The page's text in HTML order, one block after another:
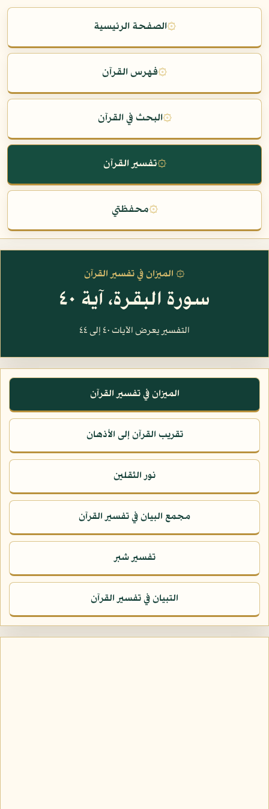
۞الصفحة الرئيسية
۞فهرس القرآن
۞البحث في القرآن
۞تفسير القرآن
۞محفظتي
۞ الميزان في تفسير القرآن
سورة البقرة، آية ٤٠
التفسير يعرض الآيات ٤٠ إلى ٤٤
الميزان في تفسير القرآن
تقريب القرآن إلى الأذهان
نور الثقلين
مجمع البيان في تفسير القرآن
تفسير شبر
التبيان في تفسير القرآن